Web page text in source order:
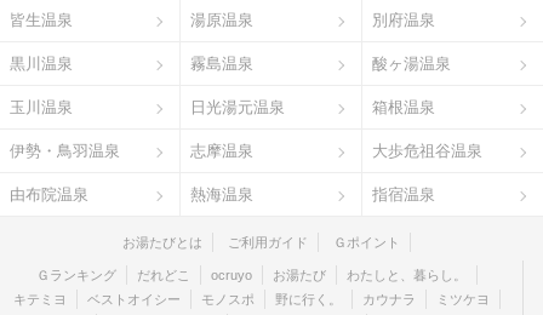
皆生温泉 湯原温泉 別府温泉
黒川温泉 霧島温泉 酸ヶ湯温泉
玉川温泉 日光湯元温泉 箱根温泉
伊勢・鳥羽温泉 志摩温泉 大歩危祖谷温泉
由布院温泉 熱海温泉 指宿温泉
お湯たびとは ご利用ガイド Ｇポイント
Ｇランキング だれどこ ocruyo お湯たび
わたしと、暮らし。
キテミヨ
ベストオイシー モノスポ 野に行く。 カウナラ
ミツケヨ